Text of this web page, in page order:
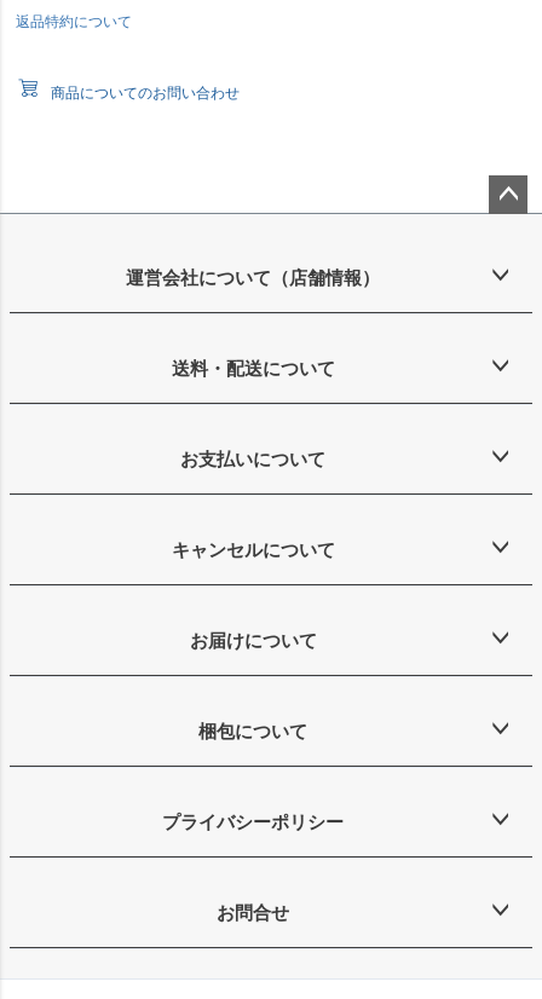
返品特約について
商品についてのお問い合わせ
ップ
運営会社について（店舗情報）
送料・配送について
お支払いについて
キャンセルについて
お届けについて
梱包について
プライバシーポリシー
お問合せ